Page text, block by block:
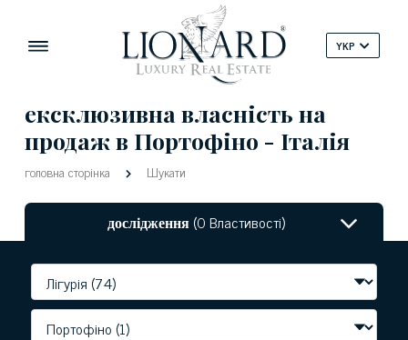
YKP
ексклюзивна власність на
продаж в Портофіно - Італія
головна сторінка Шукати
дослідження(0 Властивості)